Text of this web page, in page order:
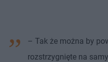
– Tak że można by
rozstrzygnięte na